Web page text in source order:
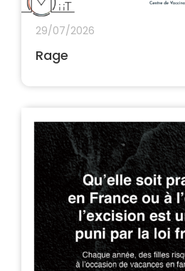
29/07/2026
Rage